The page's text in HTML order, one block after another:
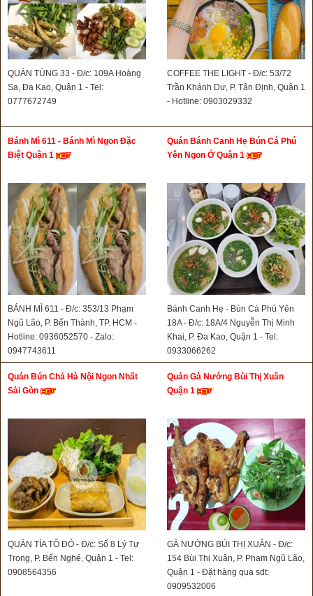
QUÁN TÙNG 33 - Đ/c: 109A Hoàng
Sa, Đa Kao, Quận 1 - Tel:
0777672749
COFFEE THE LIGHT - Đ/c: 53/72
Trần Khánh Dư, P. Tân Định, Quận 1
- Hotline: 0903029332
Bánh Mì 611 - Bánh Mì Ngon Đặc
Biệt Quận 1
BÁNH MÌ 611 - Đ/c: 353/13 Phạm
Ngũ Lão, P. Bến Thành, TP. HCM -
Hotline: 0936052570 - Zalo:
0947743611
Quán Bánh Canh Hẹ Bún Cá Phú
Yên Ngon Ở Quận 1
Bánh Canh Hẹ - Bún Cá Phú Yên
18A - Đ/c: 18A/4 Nguyễn Thị Minh
Khai, P. Đa Kao, Quận 1 - Tel:
0933066262
Quán Bún Chả Hà Nội Ngon Nhất
Sài Gòn
QUÁN TÍA TÔ ĐỎ - Đ/c: Số 8 Lý Tự
Trọng, P. Bến Nghé, Quận 1 - Tel:
0908564356
Quán Gà Nướng Bùi Thị Xuân
Quận 1
GÀ NƯỚNG BÙI THỊ XUÂN - Đ/c:
154 Bùi Thị Xuân, P. Phạm Ngũ Lão,
Quận 1 - Đặt hàng qua sdt:
0909532006